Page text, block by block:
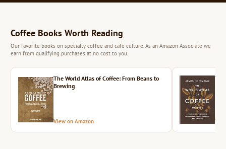
Coffee Books Worth Reading
Our favorite books on specialty coffee and cafe culture. As an Amazon Associate we
earn from qualifying purchases at no cost to you.
The World Atlas of Coffee: From Beans to
Brewing
View on Amazon